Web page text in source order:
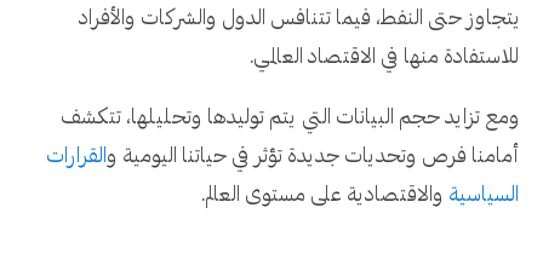
يتجاوز حتى النفط، فيما تتنافس الدول والشركات والأفراد
للاستفادة منها في الاقتصاد العالمي.
ومع تزايد حجم البيانات التي يتم توليدها وتحليلها، تتكشف
أمامنا فرص وتحديات جديدة تؤثر في حياتنا اليومية والقرارات
السياسية والاقتصادية على مستوى العالم.